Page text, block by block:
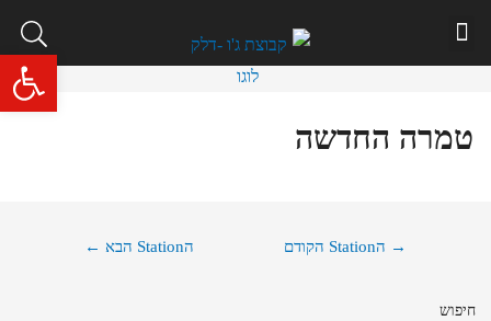
טמרה החדשה
→ הStation הקודם הStation הבא ←
חיפוש
פתח